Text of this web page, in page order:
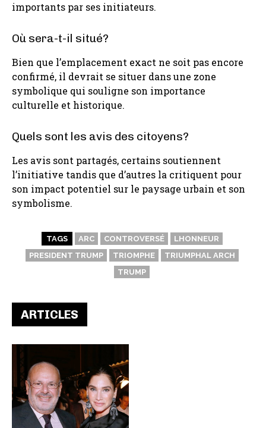
importants par ses initiateurs.
Où sera-t-il situé?
Bien que l’emplacement exact ne soit pas encore
confirmé, il devrait se situer dans une zone
symbolique qui souligne son importance
culturelle et historique.
Quels sont les avis des citoyens?
Les avis sont partagés, certains soutiennent
l’initiative tandis que d’autres la critiquent pour
son impact potentiel sur le paysage urbain et son
symbolisme.
TAGS ARC CONTROVERSÉ
LHONNEUR
PRESIDENT TRUMP
TRIOMPHE
TRIUMPHAL ARCH
TRUMP
ARTICLES